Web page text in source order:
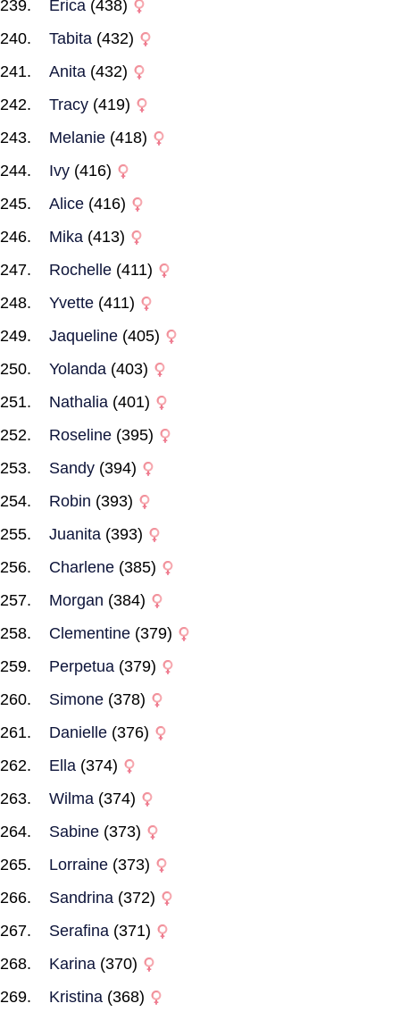
Erica (438)
Tabita (432)
Anita (432)
Tracy (419)
Melanie (418)
Ivy (416)
Alice (416)
Mika (413)
Rochelle (411)
Yvette (411)
Jaqueline (405)
Yolanda (403)
Nathalia (401)
Roseline (395)
Sandy (394)
Robin (393)
Juanita (393)
Charlene (385)
Morgan (384)
Clementine (379)
Perpetua (379)
Simone (378)
Danielle (376)
Ella (374)
Wilma (374)
Sabine (373)
Lorraine (373)
Sandrina (372)
Serafina (371)
Karina (370)
Kristina (368)